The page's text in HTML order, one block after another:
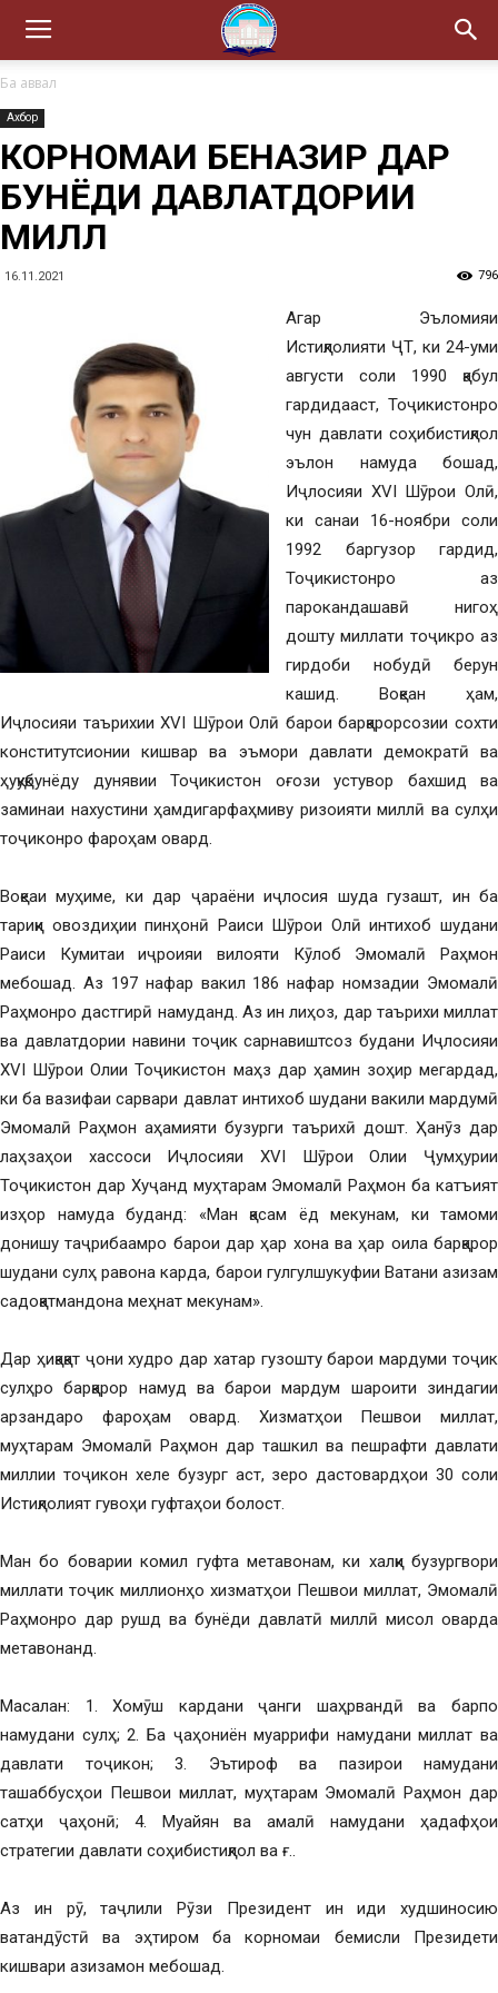
Ба аввал
Ахбор
КОРНОМАИ БЕНАЗИР ДАР
БУНЁДИ ДАВЛАТДОРИИ
МИЛЛӢ
16.11.2021 796
Агар Эъломияи
Истиқлолияти ҶТ, ки 24-уми
августи соли 1990 қабул
гардидааст, Тоҷикистонро
чун давлати соҳибистиқлол
эълон намуда бошад,
Иҷлосияи ХVI Шӯрои Олӣ,
ки санаи 16-ноябри соли
1992 баргузор гардид,
Тоҷикистонро аз
парокандашавӣ нигоҳ
дошту миллати тоҷикро аз
гирдоби нобудӣ берун
кашид. Воқеан ҳам,
Иҷлосияи таърихии ХVI Шӯрои Олӣ барои барқарорсозии сохти
конститутсионии кишвар ва эъмори давлати демократӣ ва
ҳуқуқбунёду дунявии Тоҷикистон оғози устувор бахшид ва
заминаи нахустини ҳамдигарфаҳмиву ризоияти миллӣ ва сулҳи
тоҷиконро фароҳам овард.
Воқеаи муҳиме, ки дар ҷараёни иҷлосия шуда гузашт, ин ба
тариқи овоздиҳии пинҳонӣ Раиси Шӯрои Олӣ интихоб шудани
Раиси Кумитаи иҷроияи вилояти Кӯлоб Эмомалӣ Раҳмон
мебошад. Аз 197 нафар вакил 186 нафар номзадии Эмомалӣ
Раҳмонро дастгирӣ намуданд. Аз ин лиҳоз, дар таърихи миллат
ва давлатдории навини тоҷик сарнавиштсоз будани Иҷлосияи
XVI Шӯрои Олии Тоҷикистон маҳз дар ҳамин зоҳир мегардад,
ки ба вазифаи сарвари давлат интихоб шудани вакили мардумӣ
Эмомалӣ Раҳмон аҳамияти бузурги таърихӣ дошт. Ҳанӯз дар
лаҳзаҳои хассоси Иҷлосияи XVI Шӯрои Олии Ҷумҳурии
Тоҷикистон дар Хуҷанд муҳтарам Эмомалӣ Раҳмон ба катъият
изҳор намуда буданд: «Ман қасам ёд мекунам, ки тамоми
донишу таҷрибаамро барои дар ҳар хона ва ҳар оила барқарор
шудани сулҳ равона карда, барои гулгулшукуфии Ватани азизам
садоқатмандона меҳнат мекунам».
Дар ҳиқақат ҷони худро дар хатар гузошту барои мардуми тоҷик
сулҳро барқарор намуд ва барои мардум шароити зиндагии
арзандаро фароҳам овард. Хизматҳои Пешвои миллат,
муҳтарам Эмомалӣ Раҳмон дар ташкил ва пешрафти давлати
миллии тоҷикон хеле бузург аст, зеро дастовардҳои 30 соли
Истиқлолият гувоҳи гуфтаҳои болост.
Ман бо боварии комил гуфта метавонам, ки халқи бузургвори
миллати тоҷик миллионҳо хизматҳои Пешвои миллат, Эмомалӣ
Раҳмонро дар рушд ва бунёди давлатӣ миллӣ мисол оварда
метавонанд.
Масалан: 1. Хомӯш кардани ҷанги шаҳрвандӣ ва барпо
намудани сулҳ; 2. Ба ҷаҳониён муаррифи намудани миллат ва
давлати тоҷикон; 3. Эътироф ва пазирои намудани
ташаббусҳои Пешвои миллат, муҳтарам Эмомалӣ Раҳмон дар
сатҳи ҷаҳонӣ; 4. Муайян ва амалӣ намудани ҳадафҳои
стратегии давлати соҳибистиқлол ва ғ..
Аз ин рӯ, таҷлили Рӯзи Президент ин иди худшиносию
ватандӯстӣ ва эҳтиром ба корномаи бемисли Президети
кишвари азизамон мебошад.